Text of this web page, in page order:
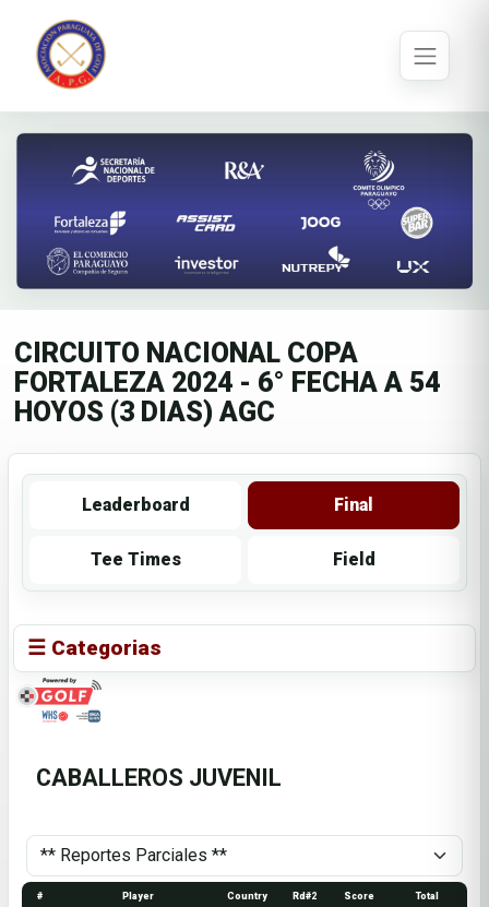
CIRCUITO NACIONAL COPA
FORTALEZA 2024 - 6° FECHA A 54
HOYOS (3 DIAS) AGC
Leaderboard Final
Tee Times Field
☰ Categorias
CABALLEROS JUVENIL
# Player Country Rd#2 Score Total